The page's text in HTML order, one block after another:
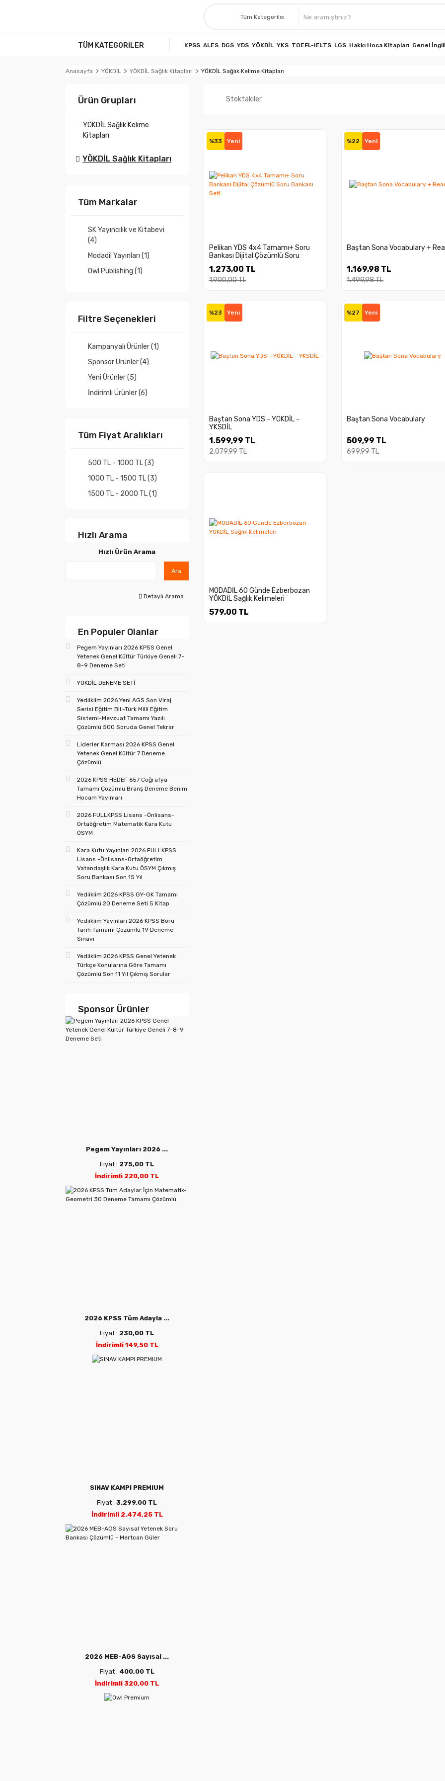
TÜM KATEGORİLER KPSS ALES DGS YDS YÖKDİL YKS TOEFL-IELTS LGS Hakkı Hoca Kitapları Genel
Anasayfa YÖKDİL YÖKDİL Sağlık Kitapları YÖKDİL Sağlık Kelime Kitapları
Ürün Grupları
YÖKDİL Sağlık Kelime
Kitapları
YÖKDİL Sağlık Kitapları
Tüm Markalar
SK Yayıncılık ve Kitabevi
(4)
Modadil Yayınları (1)
Owl Publishing (1)
Filtre Seçenekleri
Kampanyalı Ürünler (1)
Sponsor Ürünler (4)
Yeni Ürünler (5)
İndirimli Ürünler (6)
Tüm Fiyat Aralıkları
500 TL - 1000 TL (3)
1000 TL - 1500 TL (3)
1500 TL - 2000 TL (1)
Hızlı Arama
Hızlı Ürün Arama
Ara
Detaylı Arama
En Populer Olanlar
Pegem Yayınları 2026 KPSS Genel
Yetenek Genel Kültür Türkiye Geneli 7-
8-9 Deneme Seti
YÖKDİL DENEME SETİ
Yediiklim 2026 Yeni AGS Son Viraj
Serisi Eğitim Bil.-Türk Milli Eğitim
Sistemi-Mevzuat Tamamı Yazılı
Çözümlü 500 Soruda Genel Tekrar
Liderler Karması 2026 KPSS Genel
Yetenek Genel Kültür 7 Deneme
Çözümlü
2026 KPSS HEDEF 657 Coğrafya
Tamamı Çözümlü Branş Deneme Benim
Hocam Yayınları
2026 FULLKPSS Lisans -Önlisans-
Ortaöğretim Matematik Kara Kutu
ÖSYM
Kara Kutu Yayınları 2026 FULLKPSS
Lisans -Önlisans-Ortaöğretim
Vatandaşlık Kara Kutu ÖSYM Çıkmış
Soru Bankası Son 15 Yıl
Yediiklim 2026 KPSS GY-GK Tamamı
Çözümlü 20 Deneme Seti 5 Kitap
Yediiklim Yayınları 2026 KPSS Börü
Tarih Tamamı Çözümlü 19 Deneme
Sınavı
Yediiklim 2026 KPSS Genel Yetenek
Türkçe Konularına Göre Tamamı
Çözümlü Son 11 Yıl Çıkmış Sorular
Sponsor Ürünler
Pegem Yayınları 2026 ...
Fiyat : 275,00 TL
İndirimli 220,00 TL
2026 KPSS Tüm Adayla ...
Fiyat : 230,00 TL
İndirimli 149,50 TL
SINAV KAMPI PREMIUM
Fiyat :3.299,00 TL
İndirimli 2.474,25 TL
2026 MEB-AGS Sayısal ...
Fiyat : 400,00 TL
İndirimli 320,00 TL
Stoktakiler
%33 Yeni
Pelikan YDS 4x4 Tamamı+ Soru
Bankası Dijital Çözümlü Soru
1.273,00 TL
1.900,00 TL
%22 Yeni
Baştan Sona Vocabulary +
1.169,98 TL
1.499,98 TL
%23 Yeni
Baştan Sona YDS - YÖKDİL -
YKSDİL
1.599,99 TL
2.079,99 TL
%27 Yeni
Baştan Sona Vocabulary
509,99 TL
699,99 TL
MODADİL 60 Günde Ezberbozan
YÖKDİL Sağlık Kelimeleri
579,00 TL